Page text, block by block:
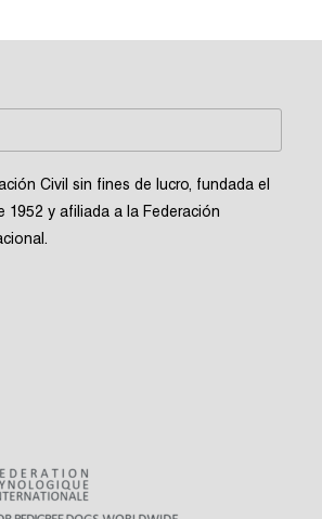
Civil sin fines de lucro, fundada el
1952 y afiliada a la Federación